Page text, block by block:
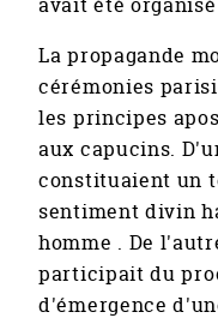
La propagande
cérémonies
les principes
aux capucins.
constituaient un
sentiment divin
homme . De
participait du
d'émergence